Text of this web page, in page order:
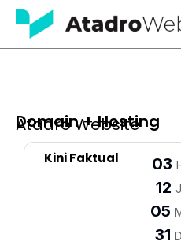
Domain + Hosting
Atadro Website
Kini Faktual 03
12
05
31